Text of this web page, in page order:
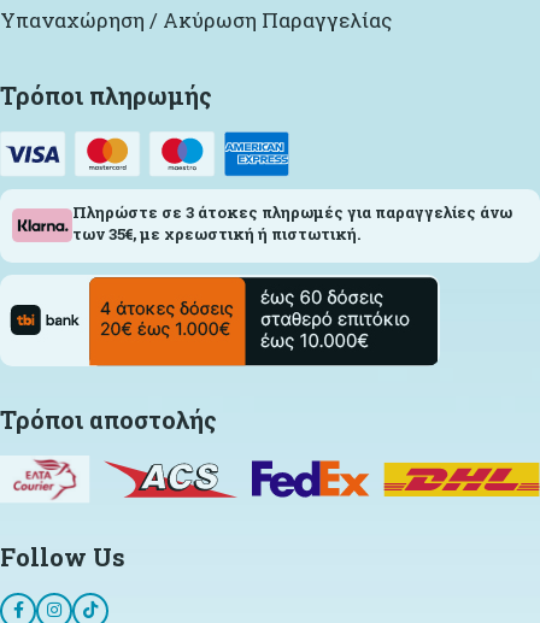
Υπαναχώρηση / Ακύρωση Παραγγελίας
Τρόποι πληρωμής
Πληρώστε σε 3 άτοκες πληρωμές για παραγγελίες άνω
των 35€, με χρεωστική ή πιστωτική.
Τρόποι αποστολής
Follow Us